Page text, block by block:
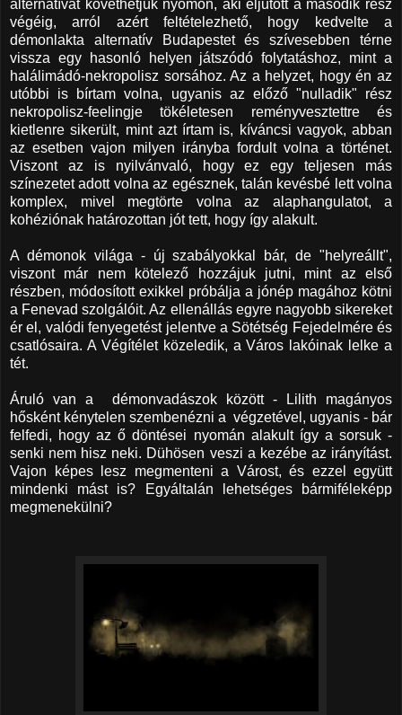
alternatívát követhetjük nyomon, aki eljutott a második rész
végéig, arról azért feltételezhető, hogy kedvelte a
démonlakta alternatív Budapestet és szívesebben térne
vissza egy hasonló helyen játszódó folytatáshoz, mint a
halálimádó-nekropolisz sorsához. Az a helyzet, hogy én az
utóbbi is bírtam volna, ugyanis az előző "nulladik" rész
nekropolisz-feelingje tökéletesen reményvesztettre és
kietlenre sikerült, mint azt írtam is, kíváncsi vagyok, abban
az esetben vajon milyen irányba fordult volna a történet.
Viszont az is nyilvánvaló, hogy ez egy teljesen más
színezetet adott volna az egésznek, talán kevésbé lett volna
komplex, mivel megtörte volna az alaphangulatot, a
kohéziónak határozottan jót tett, hogy így alakult.
A démonok világa - új szabályokkal bár, de "helyreállt",
viszont már nem kötelező hozzájuk jutni, mint az első
részben, módosított exikkel próbálja a jónép magához kötni
a Fenevad szolgálóit. Az ellenállás egyre nagyobb sikereket
ér el, valódi fenyegetést jelentve a Sötétség Fejedelmére és
csatlósaira. A Végítélet közeledik, a Város lakóinak lelke a
tét.
Áruló van a démonvadászok között - Lilith magányos
hősként kénytelen szembenézni a végzetével, ugyanis - bár
felfedi, hogy az ő döntései nyomán alakult így a sorsuk -
senki nem hisz neki. Dühösen veszi a kezébe az irányítást.
Vajon képes lesz megmenteni a Várost, és ezzel együtt
mindenki mást is? Egyáltalán lehetséges bármiféleképp
megmenekülni?